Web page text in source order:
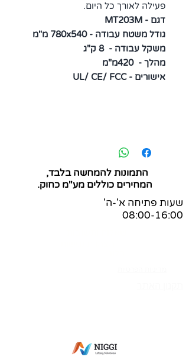
פעילה לאורך כל היום.
דגם - MT203M
גודל משטח עבודה - 780x540 מ"מ
משקל עבודה - 8 ק"ג
מהלך - 420מ"מ
אישורים - UL/ CE/ FCC
התמונות להמחשה בלבד,
המחירים כוללים מע"מ כחוק.
שעות פתיחה א'-ה'
08:00-16:00